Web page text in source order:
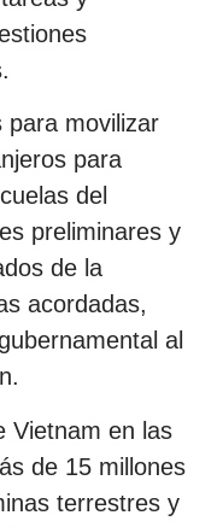
para movilizar
para
del
preliminares y
de la
acordadas,
al
Vietnam en las
de 15 millones
terrestres y